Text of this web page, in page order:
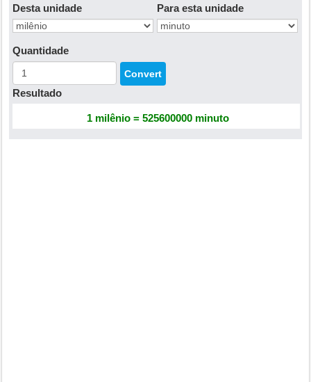
Desta unidade Para esta unidade
Quantidade
Resultado
1 milênio = 525600000 minuto